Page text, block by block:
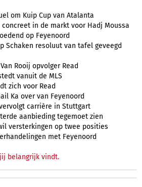
om Kuip Cup van Atalanta
in de markt voor Hadj Moussa
op Feyenoord
Schaken resoluut van tafel geveegd
Rooij opvolger Read
vanuit de MLS
zich voor Read
Ka over van Feyenoord
carrière in Stuttgart
aanbieding tegemoet zien
versterkingen op twee posities
met Feyenoord
belangrijk vindt.